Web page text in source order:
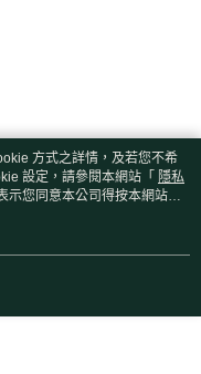
方式之詳情，及若您不希
設定，請參閱本網站「 隱私
示您同意本公司得按本網站使